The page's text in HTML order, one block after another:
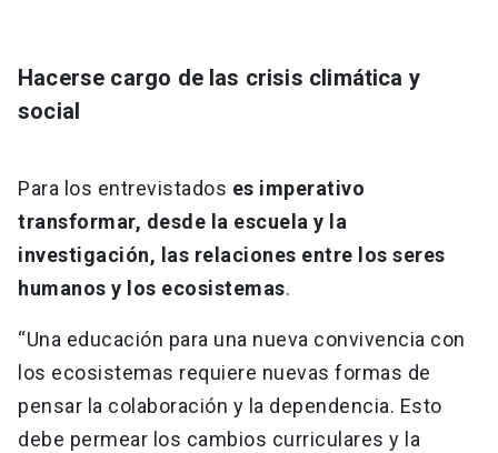
Hacerse cargo de las crisis climática y
social
Para los entrevistados es imperativo
transformar, desde la escuela y la
investigación, las relaciones entre los seres
humanos y los ecosistemas.
“Una educación para una nueva convivencia con
los ecosistemas requiere nuevas formas de
pensar la colaboración y la dependencia. Esto
debe permear los cambios curriculares y la